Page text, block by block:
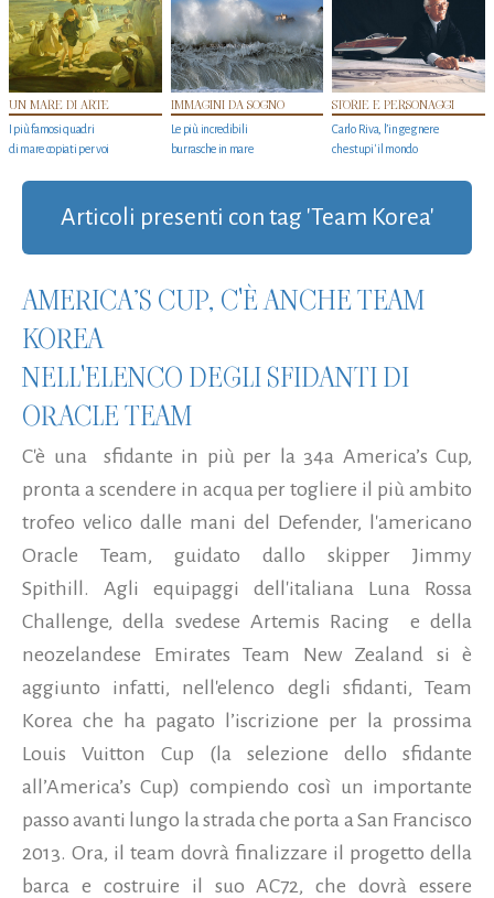
UN MARE DI ARTE
I più famosi quadri
di mare copiati per voi
IMMAGINI DA SOGNO
Le più incredibili
burrasche in mare
STORIE E PERSONAGGI
Carlo Riva, l’ingegnere
che stupi' il mondo
Articoli presenti con tag 'Team Korea'
AMERICA’S CUP, C'È ANCHE TEAM
KOREA
NELL'ELENCO DEGLI SFIDANTI DI
ORACLE TEAM
C'è una sfidante in più per la 34a America’s Cup,
pronta a scendere in acqua per togliere il più ambito
trofeo velico dalle mani del Defender, l'americano
Oracle Team, guidato dallo skipper Jimmy
Spithill. Agli equipaggi dell'italiana Luna Rossa
Challenge, della svedese Artemis Racing e della
neozelandese Emirates Team New Zealand si è
aggiunto infatti, nell'elenco degli sfidanti, Team
Korea che ha pagato l’iscrizione per la prossima
Louis Vuitton Cup (la selezione dello sfidante
all’America’s Cup) compiendo così un importante
passo avanti lungo la strada che porta a San Francisco
2013. Ora, il team dovrà finalizzare il progetto della
barca e costruire il suo AC72, che dovrà essere